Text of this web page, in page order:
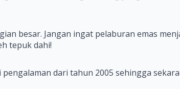
besar. Jangan ingat pelaburan emas
tepuk dahi!
dari tahun 2005 sehingga